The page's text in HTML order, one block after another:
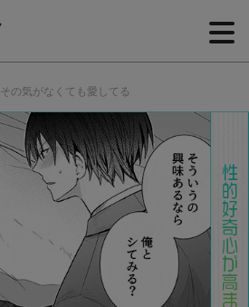
その気がなくても愛してる